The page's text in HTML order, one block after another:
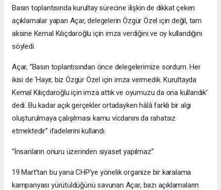
Basın toplantısında kurultay sürecine ilişkin de dikkat çeken
açıklamalar yapan Açar, delegelerin Özgür Özel için değil, tam
aksine Kemal Kılıçdaroğlu için imza verdiğini ve oy kullandığını
söyledi.
Açar, “Basın toplantısından önce delegelerimize sordum. Her
ikisi de ‘Hayır, biz Özgür Özel için imza vermedik. Kurultayda
Kemal Kılıçdaroğlu için imza attık ve oyumuzu da ona kullandık’
dedi. Bu kadar açık gerçekler ortadayken hâlâ farklı bir algı
oluşturulmaya çalışılması kamu vicdanını da rahatsız
etmektedir” ifadelerini kullandı.
“İnsanların onuru üzerinden siyaset yapılmaz”
19 Mart’tan bu yana CHP’ye yönelik organize bir karalama
kampanyası yürütüldüğünü savunan Açar, bazı açıklamaların